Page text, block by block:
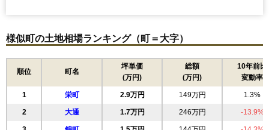
様似町の土地相場ランキング（町＝大字）
順位 町名
坪単価
(万円)
総額
(万円)
10年前比
変動率
1 栄町 2.9万円 149万円 1.3%
2 大通 1.7万円 246万円 -13.9%